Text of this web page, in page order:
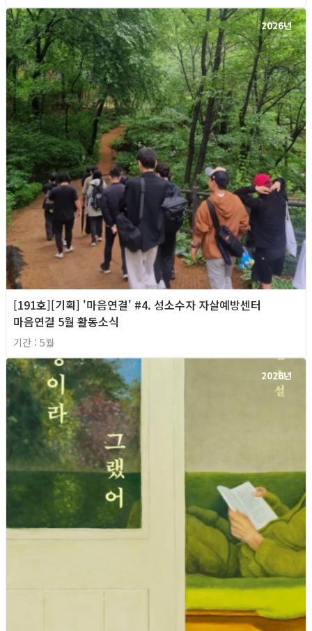
2026년
[191호][기획] '마음연결' #4. 성소수자 자살예방센터
마음연결 5월 활동소식
기간 : 5월
2026년